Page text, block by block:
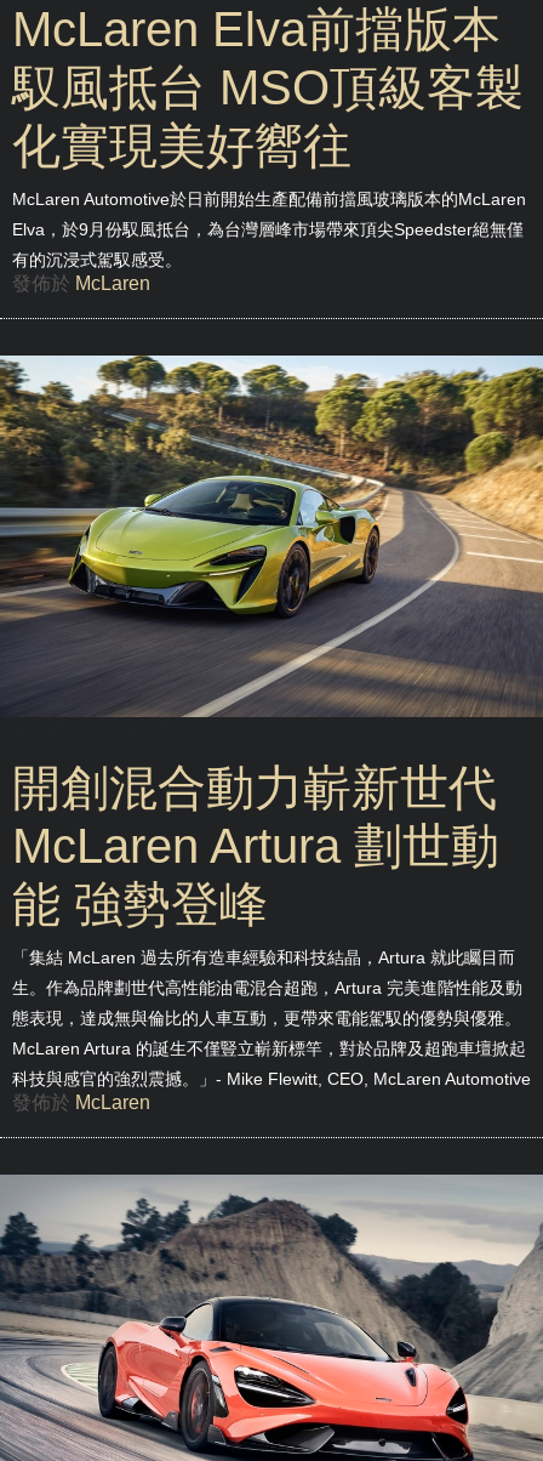
McLaren Elva前擋版本
馭風抵台 MSO頂級客製
化實現美好嚮往
McLaren Automotive於日前開始生產配備前擋風玻璃版本的McLaren
Elva，於9月份馭風抵台，為台灣層峰市場帶來頂尖Speedster絕無僅
有的沉浸式駕馭感受。
發佈於 McLaren
開創混合動力嶄新世代
McLaren Artura 劃世動
能 強勢登峰
「集結 McLaren 過去所有造車經驗和科技結晶，Artura 就此矚目而
生。作為品牌劃世代高性能油電混合超跑，Artura 完美進階性能及動
態表現，達成無與倫比的人車互動，更帶來電能駕馭的優勢與優雅。
McLaren Artura 的誕生不僅豎立嶄新標竿，對於品牌及超跑車壇掀起
科技與感官的強烈震撼。」- Mike Flewitt, CEO, McLaren Automotive
發佈於 McLaren